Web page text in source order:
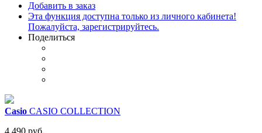
Добавить в заказ
Эта функция доступна только из личного кабинета!
Пожалуйста, зарегистрируйтесь.
Поделиться
Casio CASIO COLLECTION